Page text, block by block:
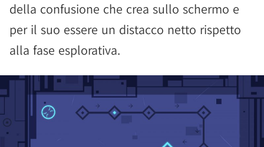
della confusione che crea sullo schermo e
per il suo essere un distacco netto rispetto
alla fase esplorativa.